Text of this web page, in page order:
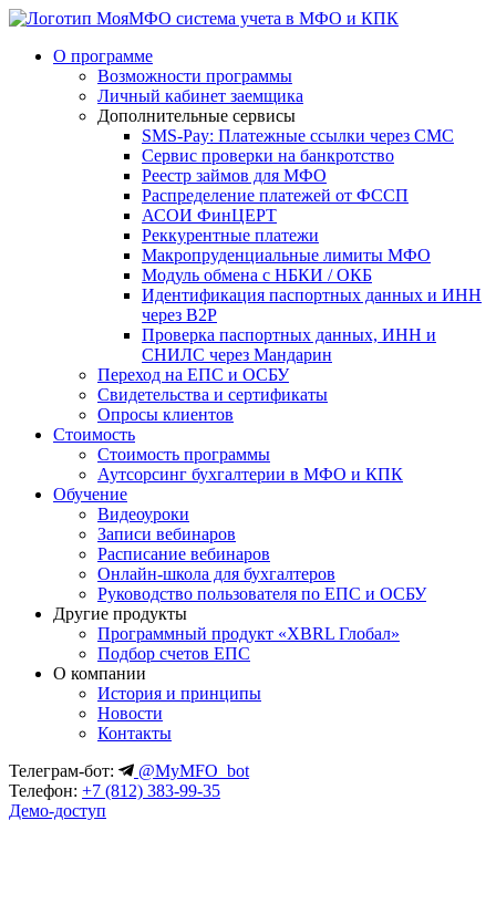
система учета в МФО и КПК
О программе
Возможности программы
Личный кабинет заемщика
Дополнительные сервисы
SMS-Pay: Платежные ссылки через СМС
Сервис проверки на банкротство
Реестр займов для МФО
Распределение платежей от ФССП
АСОИ ФинЦЕРТ
Реккурентные платежи
Макропруденциальные лимиты МФО
Модуль обмена с НБКИ / ОКБ
Идентификация паспортных данных и ИНН
через B2P
Проверка паспортных данных, ИНН и
СНИЛС через Мандарин
Переход на ЕПС и ОСБУ
Свидетельства и сертификаты
Опросы клиентов
Стоимость
Стоимость программы
Аутсорсинг бухгалтерии в МФО и КПК
Обучение
Видеоуроки
Записи вебинаров
Расписание вебинаров
Онлайн-школа для бухгалтеров
Руководство пользователя по ЕПС и ОСБУ
Другие продукты
Программный продукт «XBRL Глобал»
Подбор счетов ЕПС
О компании
История и принципы
Новости
Контакты
Телеграм-бот:
@MyMFO_bot
Телефон: +7 (812) 383-99-35
Демо-доступ